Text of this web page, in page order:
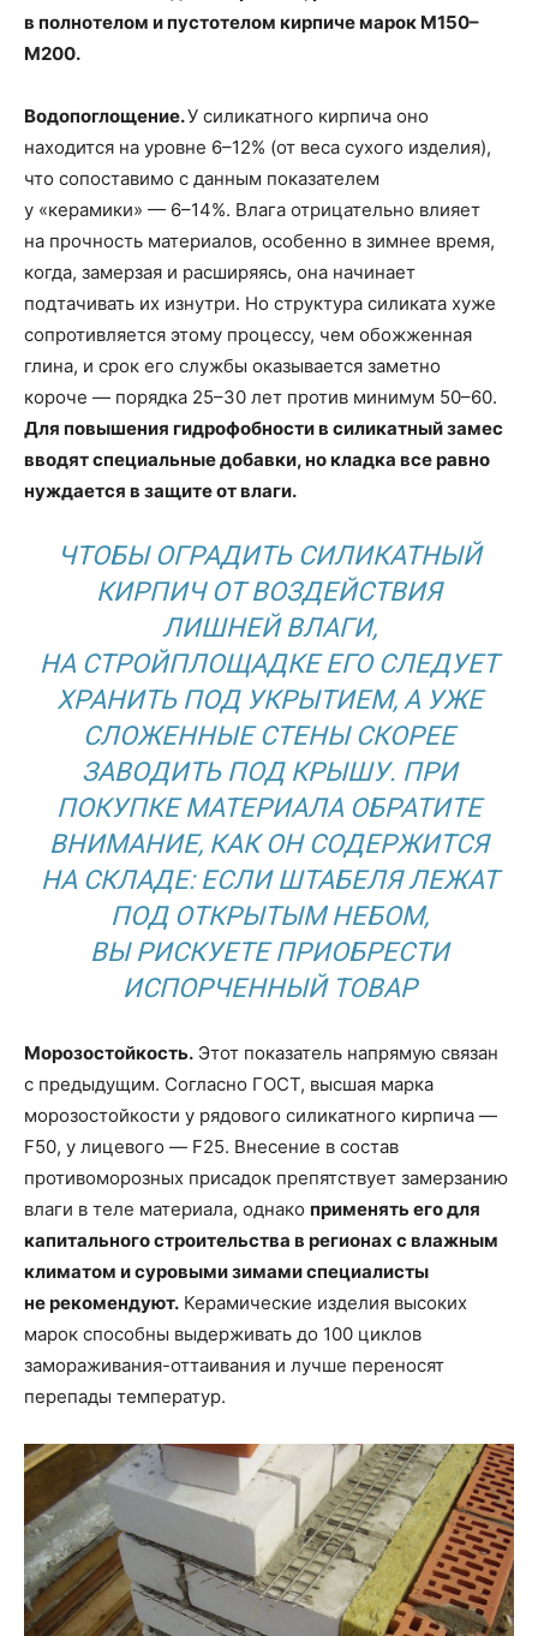
в полнотелом и пустотелом кирпиче марок М150–
М200.
Водопоглощение.У силикатного кирпича оно
находится на уровне 6–12% (от веса сухого изделия),
что сопоставимо с данным показателем
у «керамики» — 6–14%. Влага отрицательно влияет
на прочность материалов, особенно в зимнее время,
когда, замерзая и расширяясь, она начинает
подтачивать их изнутри. Но структура силиката хуже
сопротивляется этому процессу, чем обожженная
глина, и срок его службы оказывается заметно
короче — порядка 25–30 лет против минимум 50–60.
Для повышения гидрофобности в силикатный замес
вводят специальные добавки, но кладка все равно
нуждается в защите от влаги.
ЧТОБЫ ОГРАДИТЬ СИЛИКАТНЫЙ
КИРПИЧ ОТ ВОЗДЕЙСТВИЯ
ЛИШНЕЙ ВЛАГИ,
НА СТРОЙПЛОЩАДКЕ ЕГО СЛЕДУЕТ
ХРАНИТЬ ПОД УКРЫТИЕМ, А УЖЕ
СЛОЖЕННЫЕ СТЕНЫ СКОРЕЕ
ЗАВОДИТЬ ПОД КРЫШУ. ПРИ
ПОКУПКЕ МАТЕРИАЛА ОБРАТИТЕ
ВНИМАНИЕ, КАК ОН СОДЕРЖИТСЯ
НА СКЛАДЕ: ЕСЛИ ШТАБЕЛЯ ЛЕЖАТ
ПОД ОТКРЫТЫМ НЕБОМ,
ВЫ РИСКУЕТЕ ПРИОБРЕСТИ
ИСПОРЧЕННЫЙ ТОВАР
Морозостойкость. Этот показатель напрямую связан
с предыдущим. Согласно ГОСТ, высшая марка
морозостойкости у рядового силикатного кирпича —
F50, у лицевого — F25. Внесение в состав
противоморозных присадок препятствует замерзанию
влаги в теле материала, однако применять его для
капитального строительства в регионах с влажным
климатом и суровыми зимами специалисты
не рекомендуют. Керамические изделия высоких
марок способны выдерживать до 100 циклов
замораживания-оттаивания и лучше переносят
перепады температур.